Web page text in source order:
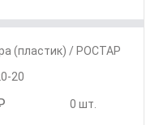
(пластик) / РОСТАР
20
0 шт.